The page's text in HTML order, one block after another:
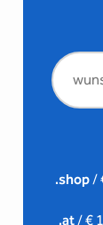
.shop/
.at/ €